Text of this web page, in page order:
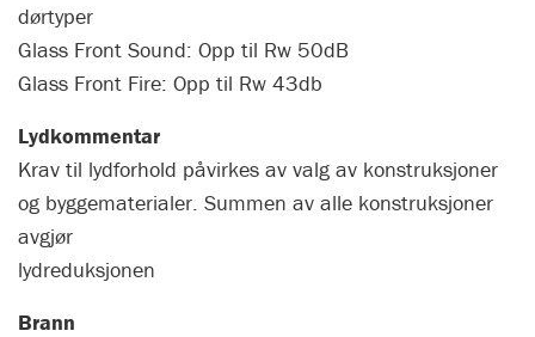
dørtyper
Glass Front Sound: Opp til Rw 50dB
Glass Front Fire: Opp til Rw 43db
Lydkommentar
Krav til lydforhold påvirkes av valg av konstruksjoner
og byggematerialer. Summen av alle konstruksjoner
avgjør
lydreduksjonen
Brann